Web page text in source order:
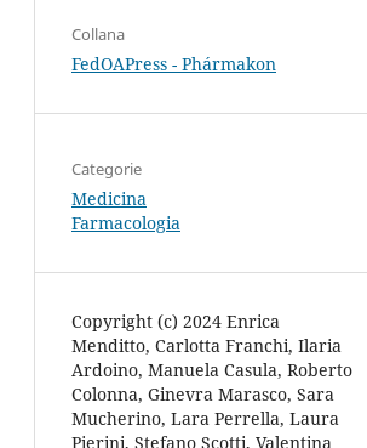
Collana
FedOAPress - Phármakon
Categorie
Medicina
Farmacologia
Copyright (c) 2024 Enrica
Menditto, Carlotta Franchi, Ilaria
Ardoino, Manuela Casula, Roberto
Colonna, Ginevra Marasco, Sara
Mucherino, Lara Perrella, Laura
Pierini, Stefano Scotti, Valentina